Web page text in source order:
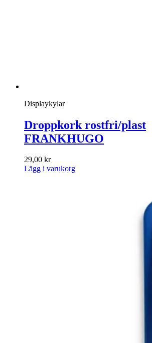
Displaykylar
Droppkork rostfri/plast
FRANKHUGO
29,00 kr
Lägg i varukorg